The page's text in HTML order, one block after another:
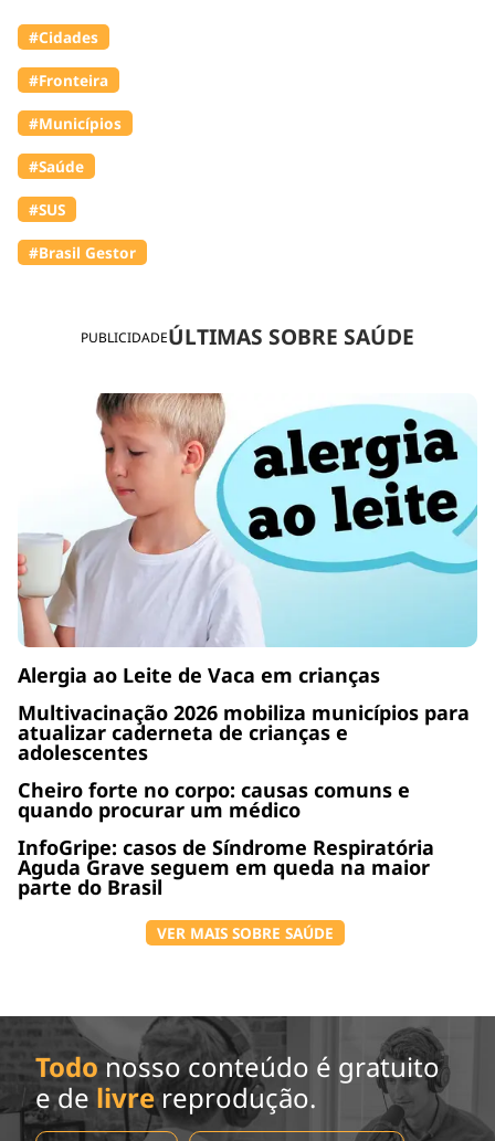
PUBLICIDADEÚLTIMAS SOBRE SAÚDE
Alergia ao Leite de Vaca em crianças
Multivacinação 2026 mobiliza municípios para
atualizar caderneta de crianças e
adolescentes
Cheiro forte no corpo: causas comuns e
quando procurar um médico
InfoGripe: casos de Síndrome Respiratória
Aguda Grave seguem em queda na maior
parte do Brasil
VER MAIS SOBRE SAÚDE
#Cidades
#Fronteira
#Municípios
#Saúde
#SUS
#Brasil Gestor
Todo nosso conteúdo é gratuito
e de livrereprodução.